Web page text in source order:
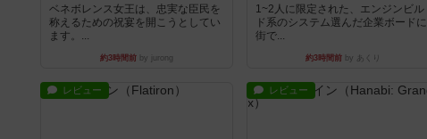
ベネボレンス女王は、忠実な臣民を
称えるための祝宴を開こうとしてい
ます。...
約3時間前 by jurong
1~2人に限定された、エンジンビル
ド系のシステム選んだ企業ボードに
街で...
約3時間前 by あくり
レビュー レビュー